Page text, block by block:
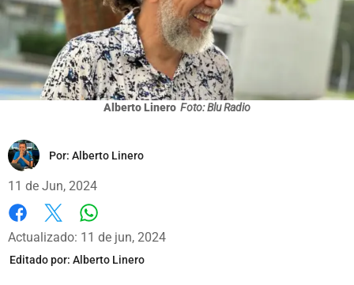
Alberto Linero Foto: Blu Radio
Por: Alberto Linero
11 de Jun, 2024
Facebook
X
Actualizado: 11 de jun, 2024
Editado por: Alberto Linero